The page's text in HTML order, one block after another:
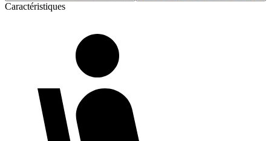
Caractéristiques